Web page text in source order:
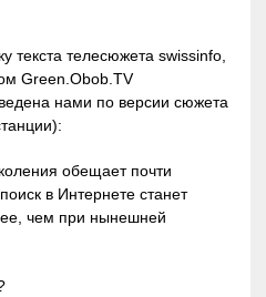
телесюжета swissinfo,
Green.Obob.TV
нами по версии сюжета
обещает почти
в Интернете станет
чем при нынешней